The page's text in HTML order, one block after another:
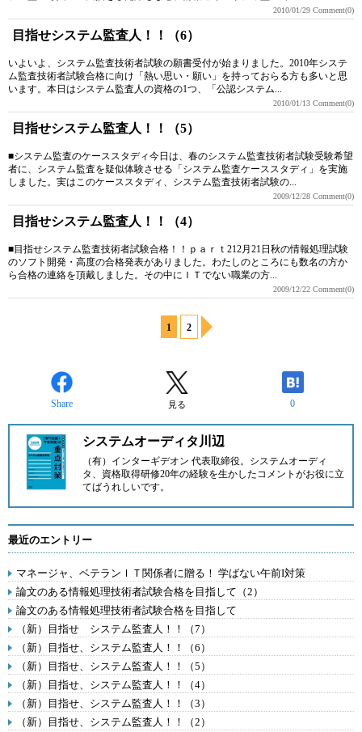
2010/01/29 Comment(0)
目指せシステム監査人！！（6）
いよいよ、システム監査技術者試験の願書受付が始まりました。2010年システ
ム監査技術者試験合格に向け「熱い思い・願い」を持っておらる方も多いと思
います。本日はシステム監査人の資格の1つ、「公認システム...
2010/01/13 Comment(0)
目指せシステム監査人！！（5）
■システム監査のケーススタディ今日は、春のシステム監査技術者試験受験希望
者に、システム監査を疑似体験させる「システム監査ケーススタディ」を実施
しました。実はこのケーススタディ、システム監査技術者試験の...
2009/12/28 Comment(0)
目指せシステム監査人！！（4）
■目指せシステム監査技術者試験合格！！ｐａｒｔ212月21日秋の情報処理試験
のソフト開発・高度の合格発表がありました。わたしのところにも数名の方か
ら合格の連絡を頂戴しました。その中にＩＴでない職業の方...
2009/12/22 Comment(0)
1 2
Share 見る 0
システムオーディタ川辺
（有）インターギデオン 代表取締役。システムオーディ
タ、資格取得研修20年の経験を生かしたコメントがお役に立
てばうれしいです。
最近のエントリー
マネージャ、ベテランＩＴ関係者に贈る！ 学ばない午前I対策
論文のある情報処理技術者試験合格を目指して（2）
論文のある情報処理技術者試験合格を目指して
（新）目指せ システム監査人！！（7）
（新）目指せ、システム監査人！！（6）
（新）目指せ、システム監査人！！（5）
（新）目指せ、システム監査人！！（4）
（新）目指せ、システム監査人！！（3）
（新）目指せ、システム監査人！！（2）